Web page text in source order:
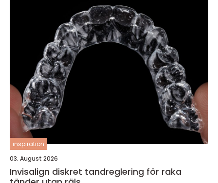
inspiration
03. August 2026
Invisalign diskret tandreglering för raka